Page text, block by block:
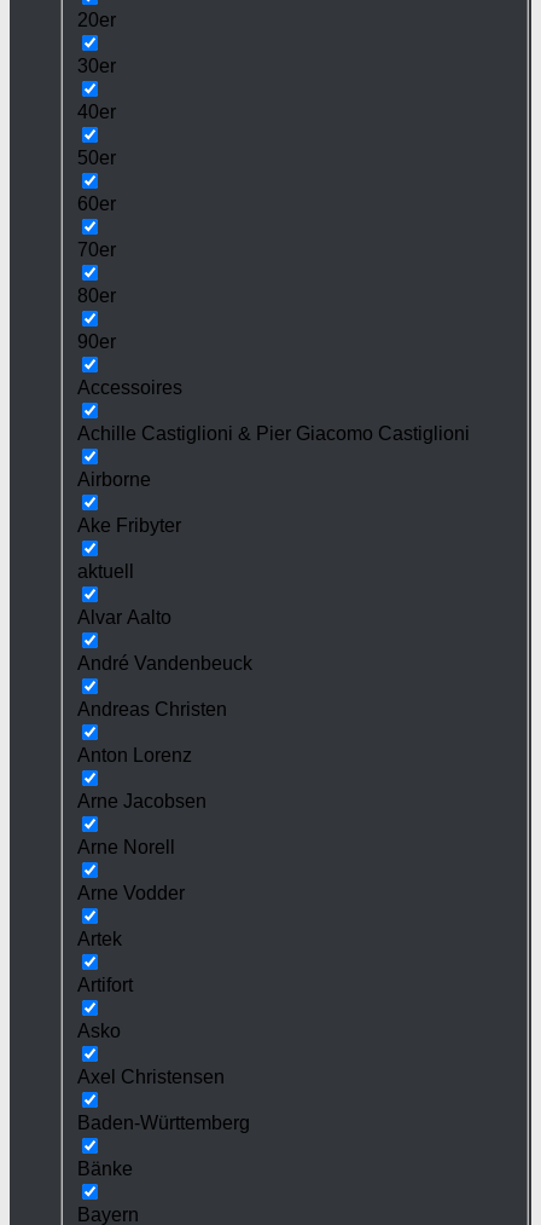
20er
30er
40er
50er
60er
70er
80er
90er
Accessoires
Achille Castiglioni & Pier Giacomo Castiglioni
Airborne
Ake Fribyter
aktuell
Alvar Aalto
André Vandenbeuck
Andreas Christen
Anton Lorenz
Arne Jacobsen
Arne Norell
Arne Vodder
Artek
Artifort
Asko
Axel Christensen
Baden-Württemberg
Bänke
Bayern